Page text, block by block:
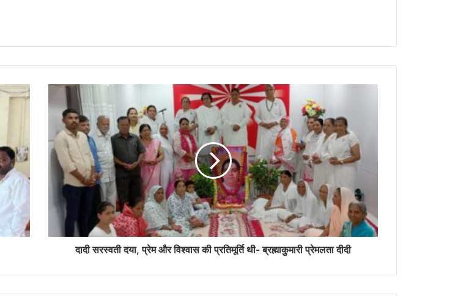
दादी
सरस्वती
और
विश्वास
प्रतिमूर्ति
ब्रह्माकुमारी
प्रेमलता
दादी सरस्वती दया, प्रेम और विश्वास की प्रतिमूर्ति थी- ब्रह्माकुमारी प्रेमलता दीदी